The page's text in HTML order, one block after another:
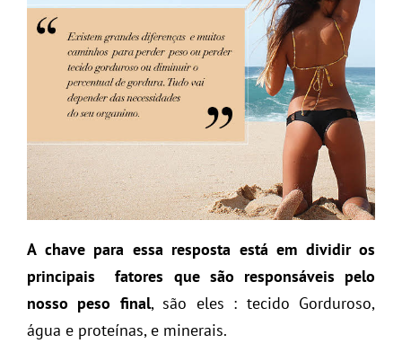
A chave para essa resposta está em dividir os
principais fatores que são responsáveis pelo
nosso peso final, são eles : tecido Gorduroso,
água e proteínas, e minerais.